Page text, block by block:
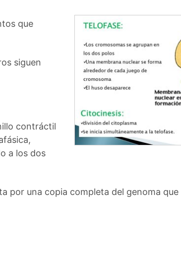
que
siguen
contráctil
a los dos
por una copia completa del genoma que